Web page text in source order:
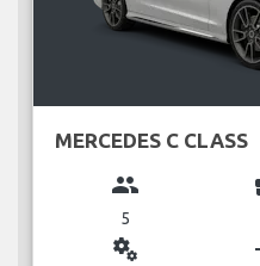
MERCEDES C CLASS
group
5
miscellaneous_services